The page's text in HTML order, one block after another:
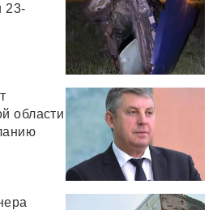
23-
области